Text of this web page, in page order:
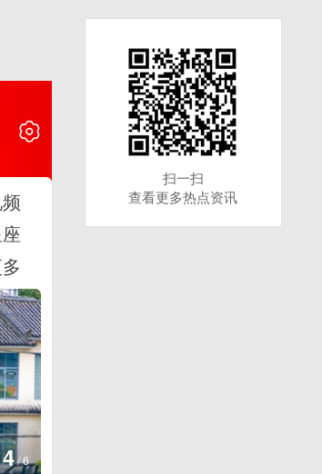
5/6
扫一扫
查看更多热点资讯
扫一扫
查看更多热点资讯